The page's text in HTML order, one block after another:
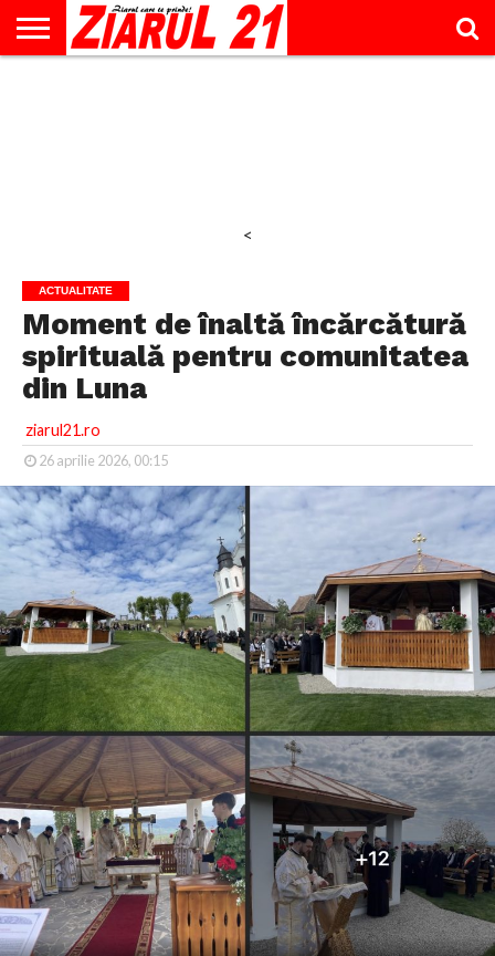
<
ACTUALITATE
Moment de înaltă încărcătură
spirituală pentru comunitatea
din Luna
ziarul21.ro
26 aprilie 2026, 00:15